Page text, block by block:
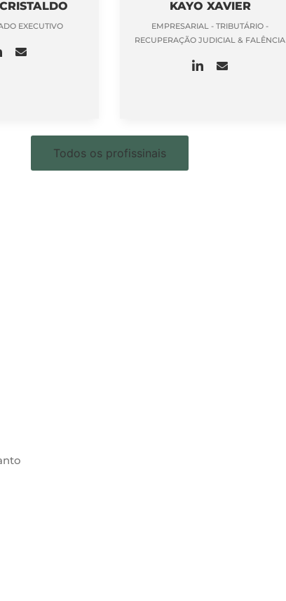
EXECUTIVO
KAYO XAVIER
EMPRESARIAL - TRIBUTÁRIO -
RECUPERAÇÃO JUDICIAL & FALÊNCIA
Todos os profissinais